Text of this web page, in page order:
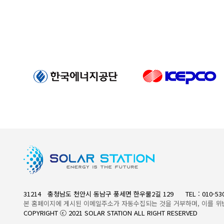
31214 충청남도 천안시 동남구 풍세면 한우물2길 129
TEL : 010-
본 홈페이지에 게시된 이메일주소가 자동수집되는 것을 거부하며, 이를
COPYRIGHT ⓒ 2021 SOLAR STATION ALL RIGHT RESERVED